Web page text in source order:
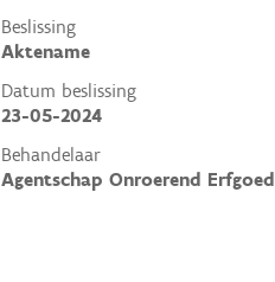
Beslissing
Aktename
Datum beslissing
23-05-2024
Behandelaar
Agentschap Onroerend Erfgoed